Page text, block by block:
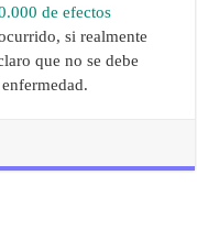
de efectos
si realmente
que no se debe